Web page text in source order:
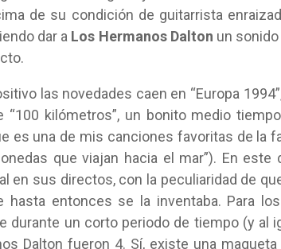
de su condición de guitarrista
dar a Los Hermanos Dalton un
las novedades caen en “Europa
“100 kilómetros”, un bonito medio
es una de mis canciones favoritas de la
que viajan hacia el mar”). En este
en sus directos, con la peculiaridad de
hasta entonces se la inventaba. Para
durante un corto periodo de tiempo (y al
Dalton fueron 4. Sí, existe una